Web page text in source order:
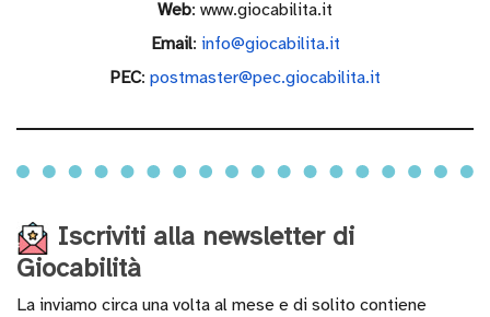
Sonori
Stimolazione
visiva
Web: www.giocabilita.it
Email: info@giocabilita.it
PEC: postmaster@pec.giocabilita.it
Iscriviti alla newsletter di
Giocabilità
La inviamo circa una volta al mese e di solito contiene